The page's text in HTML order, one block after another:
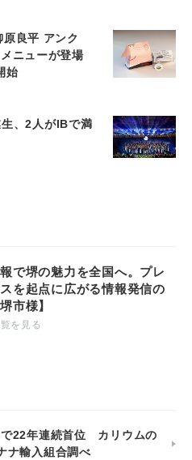
原良平 アンク
ニューが登場
始
、2人がIBで満
で堺の魅力を全国へ。プレ
を起点に広がる情報発信の
市様】
を見る
22年連続首位 カリウムの
ナ輸入組合調べ